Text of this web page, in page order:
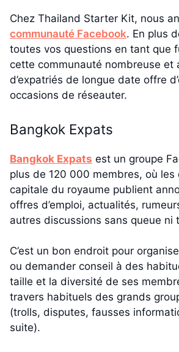
Chez Thailand Starter Kit, nous
communauté Facebook. En plus
toutes vos questions en tant que
cette communauté nombreuse et
d’expatriés de longue date offre
occasions de réseauter.
Bangkok Expats
Bangkok Expats est un groupe
plus de 120 000 membres, où les
capitale du royaume publient
offres d’emploi, actualités,
autres discussions sans queue ni
C’est un bon endroit pour
ou demander conseil à des
taille et la diversité de ses
travers habituels des grands
(trolls, disputes, fausses
suite).